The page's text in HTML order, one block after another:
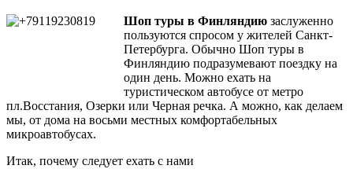
Шоп туры в Финляндию заслуженно
пользуются спросом у жителей Санкт-
Петербурга. Обычно Шоп туры в
Финляндию подразумевают поездку на
один день. Можно ехать на
туристическом автобусе от метро
пл.Воcстания, Озерки или Черная речка. А можно, как делаем
мы, от дома на восьми местных комфортабельных
микроавтобусах.
Итак, почему следует ехать с нами